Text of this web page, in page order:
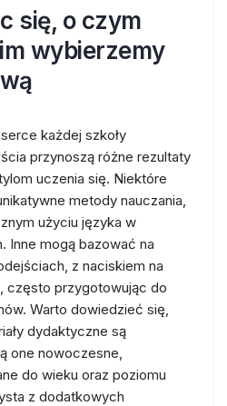
się, o czym
wybierzemy
każdej szkoły
przynoszą różne rezultaty
uczenia się. Niektóre
metody nauczania,
użyciu języka w
Inne mogą bazować na
z naciskiem na
często przygotowując do
Warto dowiedzieć się,
dydaktyczne są
one nowoczesne,
do wieku oraz poziomu
z dodatkowych